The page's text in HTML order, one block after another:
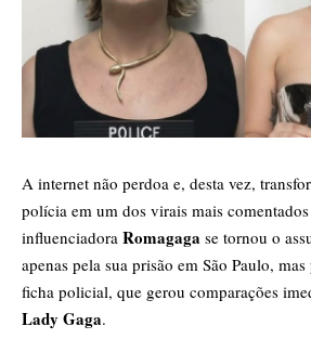
​A internet não perdoa e, desta vez,
polícia em um dos virais mais
influenciadora Romagaga se tornou o
apenas pela sua prisão em São Paulo,
ficha policial, que gerou comparações
Lady Gaga.